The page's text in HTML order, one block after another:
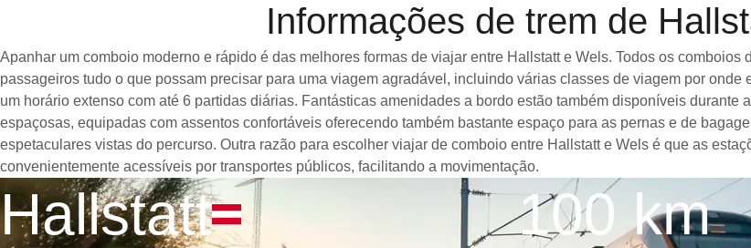
Informações de trem de
Apanhar um comboio moderno e rápido é das melhores formas de viajar entre Hallstatt e Wels. Todos os
passageiros tudo o que possam precisar para uma viagem agradável, incluindo várias classes de viagem por
um horário extenso com até 6 partidas diárias. Fantásticas amenidades a bordo estão também disponíveis
espaçosas, equipadas com assentos confortáveis oferecendo também bastante espaço para as pernas e de
espetaculares vistas do percurso. Outra razão para escolher viajar de comboio entre Hallstatt e Wels é que as
convenientemente acessíveis por transportes públicos, facilitando a movimentação.
Hallstatt 100 km